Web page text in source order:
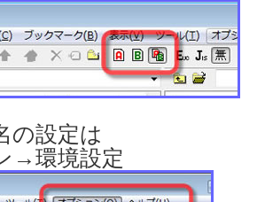
の設定は
→環境設定